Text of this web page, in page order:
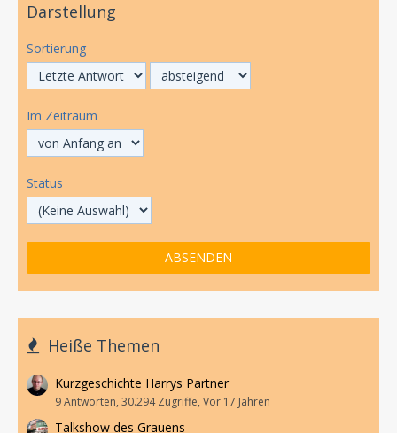
Darstellung
Sortierung
Im Zeitraum
Status
Heiße Themen
Kurzgeschichte Harrys Partner
9 Antworten, 30.294 Zugriffe, Vor 17 Jahren
Talkshow des Grauens